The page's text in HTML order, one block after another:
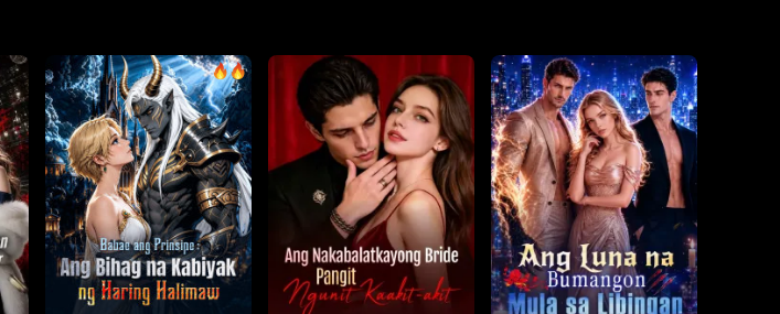
EP 34 EP 35 EP 36
EP 37 EP 38 EP 39